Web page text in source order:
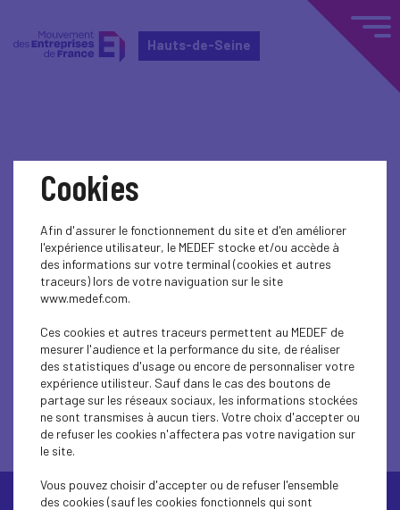
Hauts-de-Seine
Événements nationaux
EDUCATION-TRAINING
Soirée lauréats "Les Taffeurs"
Cookies
Afin d'assurer le fonctionnement du site et d'en améliorer
l'expérience utilisateur, le MEDEF stocke et/ou accède à
des informations sur votre terminal (cookies et autres
traceurs) lors de votre naviguation sur le site
www.medef.com.
Ces cookies et autres traceurs permettent au MEDEF de
mesurer l'audience et la performance du site, de réaliser
des statistiques d'usage ou encore de personnaliser votre
expérience utilisteur. Sauf dans le cas des boutons de
partage sur les réseaux sociaux, les informations stockées
ne sont transmises à aucun tiers. Votre choix d'accepter ou
de refuser les cookies n'affectera pas votre navigation sur
le site.
Vous pouvez choisir d'accepter ou de refuser l'ensemble
des cookies (sauf les cookies fonctionnels qui sont